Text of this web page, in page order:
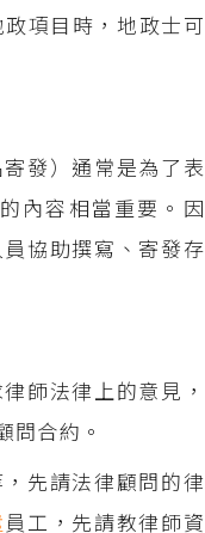
項目時，地政士可
發）通常是為了表
內容相當重要。因
協助撰寫、寄發存
師法律上的意見，
問合約。
先請法律顧問的律
員工，先請教律師資